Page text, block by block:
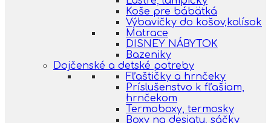
Koše pre bábätká
Výbavičky do košov,kolísok
Matrace
DISNEY NÁBYTOK
Bazeniky
Dojčenské a detské potreby
Fľaštičky a hrnčeky
Príslušenstvo k fľašiam,
hrnčekom
Termoboxy, termosky
Boxy na desiatu, sáčky